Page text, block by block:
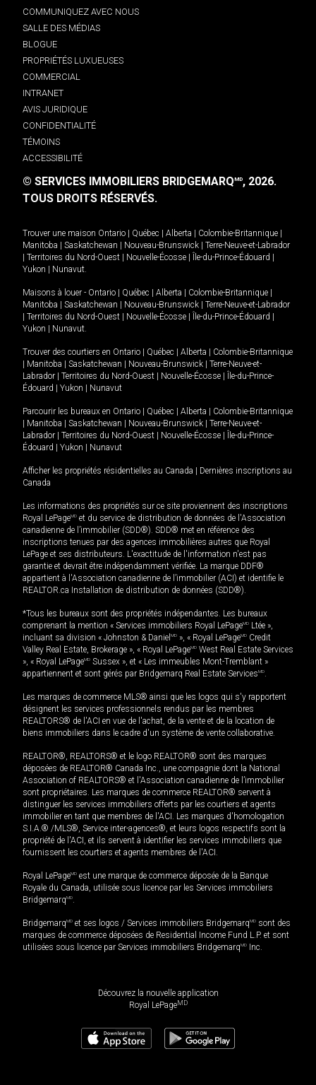
COMMUNIQUEZ AVEC NOUS
SALLE DES MÉDIAS
BLOGUE
PROPRIÉTÉS LUXUEUSES
COMMERCIAL
INTRANET
AVIS JURIDIQUE
CONFIDENTIALITÉ
TÉMOINS
ACCESSIBILITÉ
© SERVICES IMMOBILIERS BRIDGEMARQMD, 2026.
TOUS DROITS RÉSERVÉS.
Trouver une maison Ontario Québec Alberta Colombie-Britannique
Manitoba
Saskatchewan Nouveau-Brunswick
Terre-Neuve-et-Labrador
Territoires du Nord-Ouest Nouvelle-Écosse Île-du-Prince-Édouard
Yukon
Nunavut.
Maisons à louer - Ontario Québec Alberta Colombie-Britannique
Manitoba
Saskatchewan Nouveau-Brunswick
Terre-Neuve-et-Labrador
Territoires du Nord-Ouest Nouvelle-Écosse Île-du-Prince-Édouard
Yukon
Nunavut.
Trouver des courtiers en Ontario Québec Alberta
Colombie-Britannique
Manitoba Saskatchewan Nouveau-Brunswick
Terre-Neuve-et-
Labrador
Territoires du Nord-Ouest Nouvelle-Écosse
Île-du-Prince-
Édouard
Yukon Nunavut
Parcourir les bureaux en Ontario Québec Alberta
Colombie-Britannique
Manitoba Saskatchewan Nouveau-Brunswick
Terre-Neuve-et-
Labrador
Territoires du Nord-Ouest Nouvelle-Écosse
Île-du-Prince-
Édouard
Yukon Nunavut
Afficher les propriétés résidentielles au Canada
Dernières inscriptions au
Canada
Les informations des propriétés sur ce site proviennent des inscriptions
Royal LePageMD et du service de distribution de données de l'Association
canadienne de l’immobilier (SDD®). SDD® met en référence des
inscriptions tenues par des agences immobilières autres que Royal
LePage et ses distributeurs. L'exactitude de l'information n'est pas
garantie et devrait être indépendamment vérifiée. La marque DDF®
appartient à l'Association canadienne de l’immobilier (ACI) et identifie le
REALTOR.ca Installation de distribution de données (SDD®).
*Tous les bureaux sont des propriétés indépendantes. Les bureaux
comprenant la mention « Services immobiliers Royal LePageMD Ltée »,
incluant sa division « Johnston & Daniel MD », « Royal LePageMD Credit
Valley Real Estate, Brokerage », « Royal LePageMD West Real Estate Services
», « Royal LePageMD Sussex », et « Les immeubles Mont-Tremblant »
appartiennent et sont gérés par Bridgemarq Real Estate ServicesMD.
Les marques de commerce MLS® ainsi que les logos qui s'y rapportent
désignent les services professionnels rendus par les membres
REALTORS® de l'ACI en vue de l'achat, de la vente et de la location de
biens immobiliers dans le cadre d'un système de vente collaborative.
REALTOR®, REALTORS® et le logo REALTOR® sont des marques
déposées de REALTOR® Canada Inc., une compagnie dont la National
Association of REALTORS® et l'Association canadienne de l’immobilier
sont propriétaires. Les marques de commerce REALTOR® servent à
distinguer les services immobiliers offerts par les courtiers et agents
immobilier en tant que membres de l'ACI. Les marques d'homologation
S.I.A.® /MLS®, Service inter-agences®, et leurs logos respectifs sont la
propriété de l'ACI, et ils servent à identifier les services immobiliers que
fournissent les courtiers et agents membres de l'ACI.
Royal LePageMD est une marque de commerce déposée de la Banque
Royale du Canada, utilisée sous licence par les Services immobiliers
BridgemarqMD.
BridgemarqMD et ses logos / Services immobiliers BridgemarqMD sont des
marques de commerce déposées de Residential Income Fund L.P. et sont
utilisées sous licence par Services immobiliers BridgemarqMD Inc.
Découvrez la nouvelle application
Royal LePageMD